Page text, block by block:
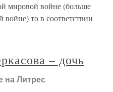
мировой войне (больше
то в соответствии
– дочь
Екатерина
на Литрес